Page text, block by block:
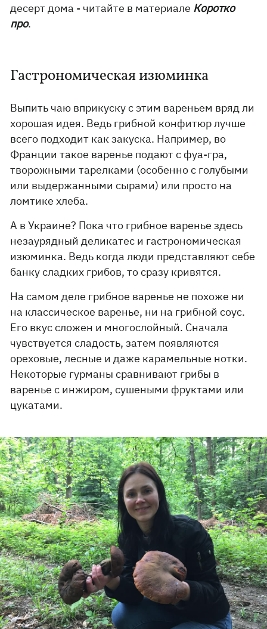
десерт дома - читайте в материале Коротко
про.
Гастрономическая изюминка
Выпить чаю вприкуску с этим вареньем вряд ли
хорошая идея. Ведь грибной конфитюр лучше
всего подходит как закуска. Например, во
Франции такое варенье подают с фуа-гра,
творожными тарелками (особенно с голубыми
или выдержанными сырами) или просто на
ломтике хлеба.
А в Украине? Пока что грибное варенье здесь
незаурядный деликатес и гастрономическая
изюминка. Ведь когда люди представляют себе
банку сладких грибов, то сразу кривятся.
На самом деле грибное варенье не похоже ни
на классическое варенье, ни на грибной соус.
Его вкус сложен и многослойный. Сначала
чувствуется сладость, затем появляются
ореховые, лесные и даже карамельные нотки.
Некоторые гурманы сравнивают грибы в
варенье с инжиром, сушеными фруктами или
цукатами.